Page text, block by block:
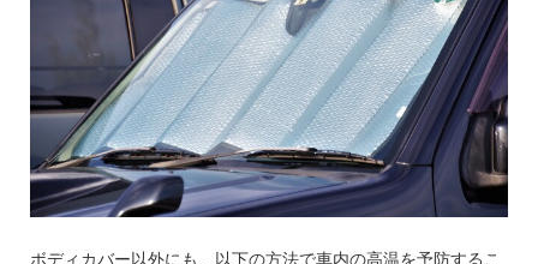
ボディカバー以外にも、以下の方法で車内の高温を予防するこ